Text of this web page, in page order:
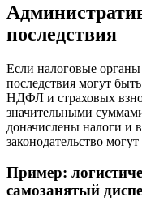
последствия
Если налоговые
последствия могут
НДФЛ и страховых
значительными
доначислены налоги и
законодательство
Пример:
самозанятый